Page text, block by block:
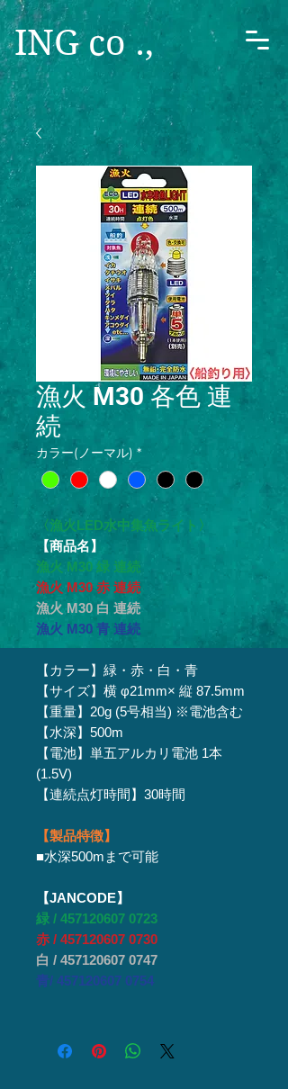
ING co .,
漁火 M30 各色 連
続
カラー(ノーマル) *
〈漁火LED水中集魚ライト〉
【商品名】
漁火 M30 緑 連続
漁火 M30 赤 連続
漁火 M30 白 連続
漁火 M30 青 連続
【カラー】緑・赤・白・青
【サイズ】横 φ21mm× 縦 87.5mm
【重量】20g (5号相当) ※電池含む
【水深】500m
【電池】単五アルカリ電池 1本
(1.5V)
【連続点灯時間】30時間
【製品特徴】
■水深500mまで可能
【JANCODE】
緑 / 457120607 0723
赤 / 457120607 0730
白 / 457120607 0747
青/ 457120607 0754